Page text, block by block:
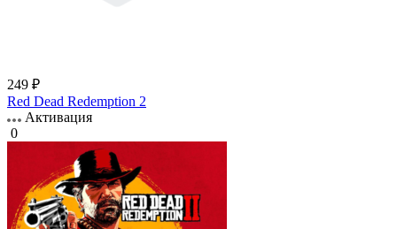
249 ₽
Red Dead Redemption 2
Активация
0